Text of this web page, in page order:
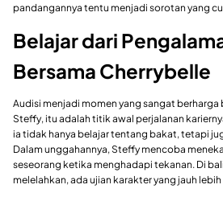
pandangannya tentu menjadi sorotan yang
Belajar dari
Bersama Cherrybelle
Audisi menjadi momen yang sangat
Steffy, itu adalah titik awal perjalanan
ia tidak hanya belajar tentang bakat, tetapi
Dalam unggahannya, Steffy mencoba
seseorang ketika menghadapi tekanan. Di
melelahkan, ada ujian karakter yang jauh